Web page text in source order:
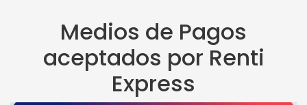
Medios de Pagos
aceptados por Renti
Express